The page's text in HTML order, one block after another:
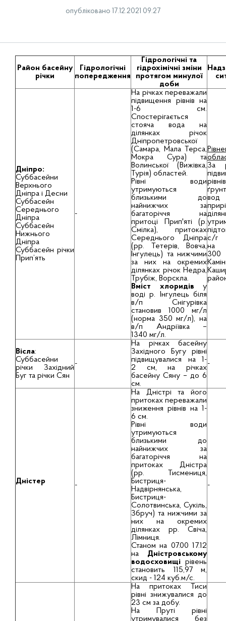
опубліковано 17.12.2021 09:27
Район басейну
річки
Гідрологічні
попередження
Гідрологічні та
гідрохімічні зміни
протягом минулої
доби
Дніпро:
Суббасейни
Верхнього
Дніпра і Десни
Суббасейн
Середнього
Дніпра
Суббасейн
Нижнього
Дніпра
Суббасейн річки
Прип’ять
-
На річках переважали
підвищення рівнів на
1-6 см.
Спостерігається
стояча вода на
ділянках річок
Дніпропетровської
(Самара, Мала Терса,
Мокра Сура) та
Волинської (Вижівка,
Турія) областей.
Рівні води
утримуються
близькими до
найнижчих за
багаторіччя на
притоці Прип'яті (р.
Смілка), притоках
Середнього Дніпра
(рр. Тетерів, Вовча,
Інгулець) та нижчими
за них на окремих
ділянках річок Недра,
Трубіж, Ворскла.
Вміст хлоридів у
воді р. Інгулець біля
в/п Снігурівка
становив 1000 мг/л
(норма 350 мг/л), на
в/п Андріївка –
1340 мг/л.
За
рівнів
с/г
на
Вісла:
Суббасейни
річки Західний
Буг та річки Сян
-
На річках басейну
Західного Бугу рівні
підвищувалися на 1-
2 см, на річках
басейну Сяну – до 6
см.
-
Дністер -
На Дністрі та його
притоках переважали
зниження рівнів на 1-
6 см.
Рівні води
утримуються
близькими до
найнижчих за
багаторіччя на
притоках Дністра
(рр. Тисмениця,
Бистриця-
Надвірнянська,
Бистриця-
Солотвинська, Сукіль,
Збруч) та нижчими за
них на окремих
ділянках рр. Свіча,
Лімниця.
Станом на 07.00 17.12
на Дністровському
водосховищі рівень
становить 115,97 м,
скид - 124 куб.м/с.
-
На притоках Тиси
рівні знижувалися до
23 см за добу.
На Пруті рівні
утримувалися без